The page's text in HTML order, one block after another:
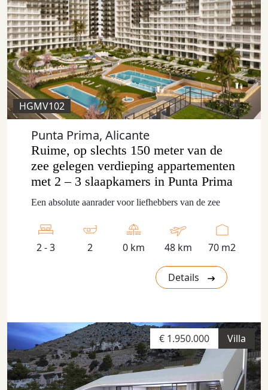
HGMV102
Punta Prima, Alicante
Ruime, op slechts 150 meter van de
zee gelegen verdieping appartementen
met 2 – 3 slaapkamers in Punta Prima
Een absolute aanrader voor liefhebbers van de zee
2 - 3 2 0 km 48 km 70 m2
Details
Villa
€ 1.950.000